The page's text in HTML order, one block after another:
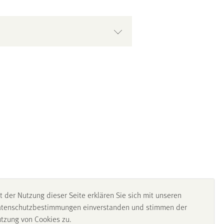
der Nutzung dieser Seite erklären Sie sich mit unseren
einverstanden und stimmen der
von Cookies zu.